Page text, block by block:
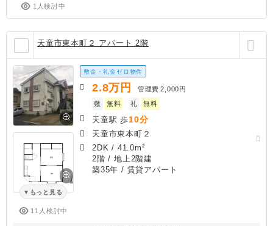
1人検討中
天童市東本町２ アパート 2階
もっと見る
11人検討中
敷金・礼金ゼロ物件
2.8万円 管理費 2,000円
敷
無料 礼 無料
天童駅 歩10分
天童市東本町２
2DK / 41.0m²
2階 / 地上2階建
築35年 / 賃貸アパート